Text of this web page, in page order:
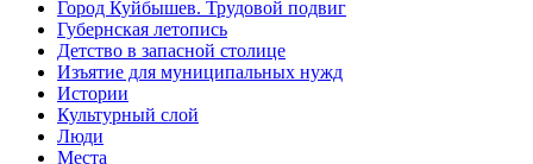
Город Куйбышев. Трудовой подвиг
Губернская летопись
Детство в запасной столице
Изъятие для муниципальных нужд
Истории
Культурный слой
Люди
Места